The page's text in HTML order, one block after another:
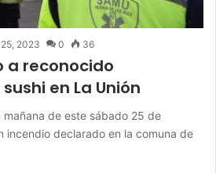
2023 0 36
a reconocido
en La Unión
de este sábado 25 de
incendio declarado en la comuna de